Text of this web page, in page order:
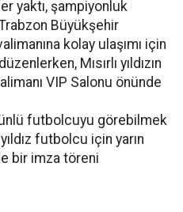
yaktı, şampiyonluk
Büyükşehir
kolay ulaşımı için
Mısırlı yıldızın
VIP Salonu önünde
futbolcuyu görebilmek
futbolcu için yarın
bir imza töreni